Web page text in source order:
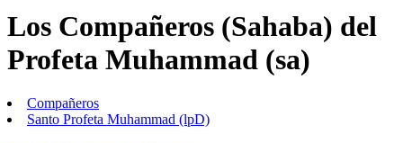
Los Compañeros (Sahaba) del
Profeta Muhammad (sa)
Compañeros
Santo Profeta Muhammad (lpD)